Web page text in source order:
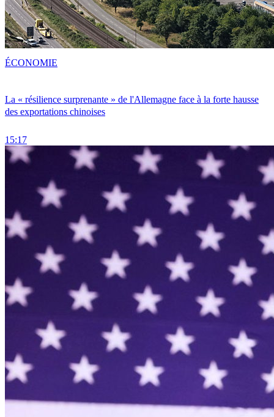
La « résilience surprenante » de l'Allemagne face à la forte hausse
des exportations chinoises
15:17
ÉCONOMIE